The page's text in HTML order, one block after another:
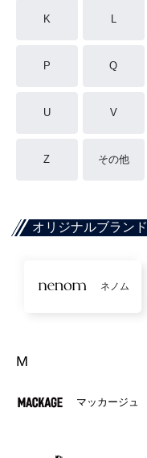
K L
P Q
U V
Z その他
オリジナルブランド
ネノム
M
マッカージュ